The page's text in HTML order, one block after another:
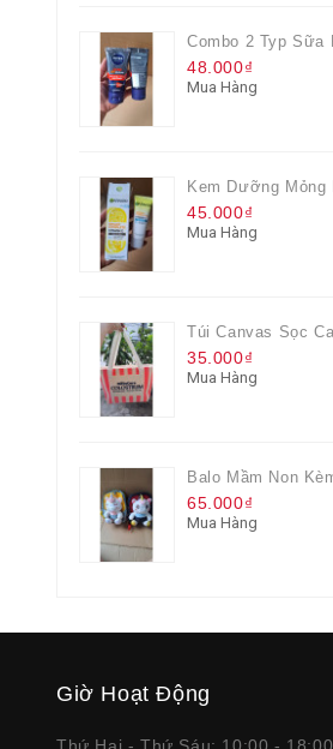
48.000₫
Mua Hàng
45.000₫
Mua Hàng
35.000₫
Mua Hàng
65.000₫
Mua Hàng
Giờ Hoạt Động